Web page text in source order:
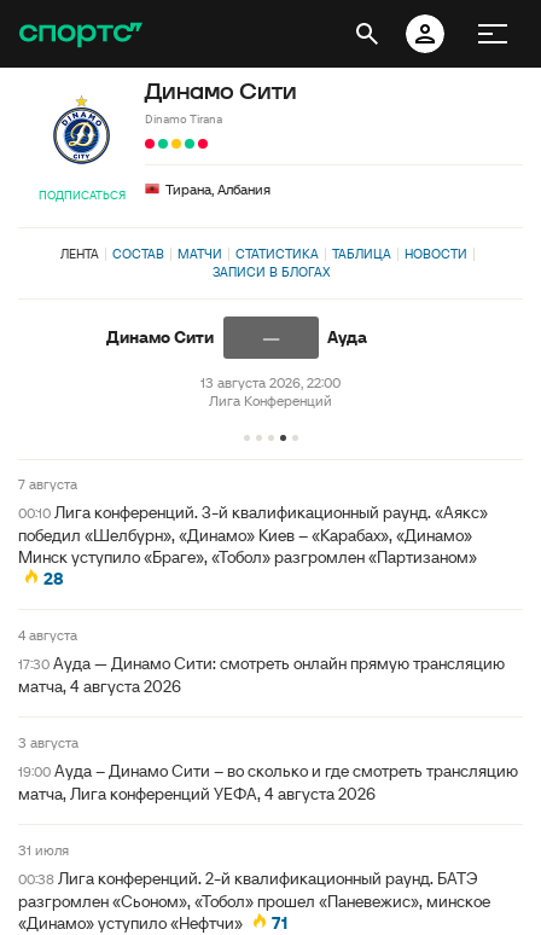
ПОДПИСАТЬСЯ
Динамо Сити
Dinamo Tirana
Тирана, Албания
ЛЕНТА СОСТАВ МАТЧИ СТАТИСТИКА ТАБЛИЦА
НОВОСТИ
ЗАПИСИ В БЛОГАХ
Динамо Сити Ауда
—
13 августа 2026, 22:00
Лига Конференций
7 августа
00:10 Лига конференций. 3-й квалификационный раунд. «Аякс»
победил «Шелбурн», «Динамо» Киев – «Карабах», «Динамо»
Минск уступило «Браге», «Тобол» разгромлен «Партизаном»
28
4 августа
17:30 Ауда — Динамо Сити: смотреть онлайн прямую трансляцию
матча, 4 августа 2026
3 августа
19:00 Ауда – Динамо Сити – во сколько и где смотреть трансляцию
матча, Лига конференций УЕФА, 4 августа 2026
31 июля
00:38 Лига конференций. 2-й квалификационный раунд. БАТЭ
разгромлен «Сьоном», «Тобол» прошел «Паневежис», минское
«Динамо» уступило «Нефтчи»
71